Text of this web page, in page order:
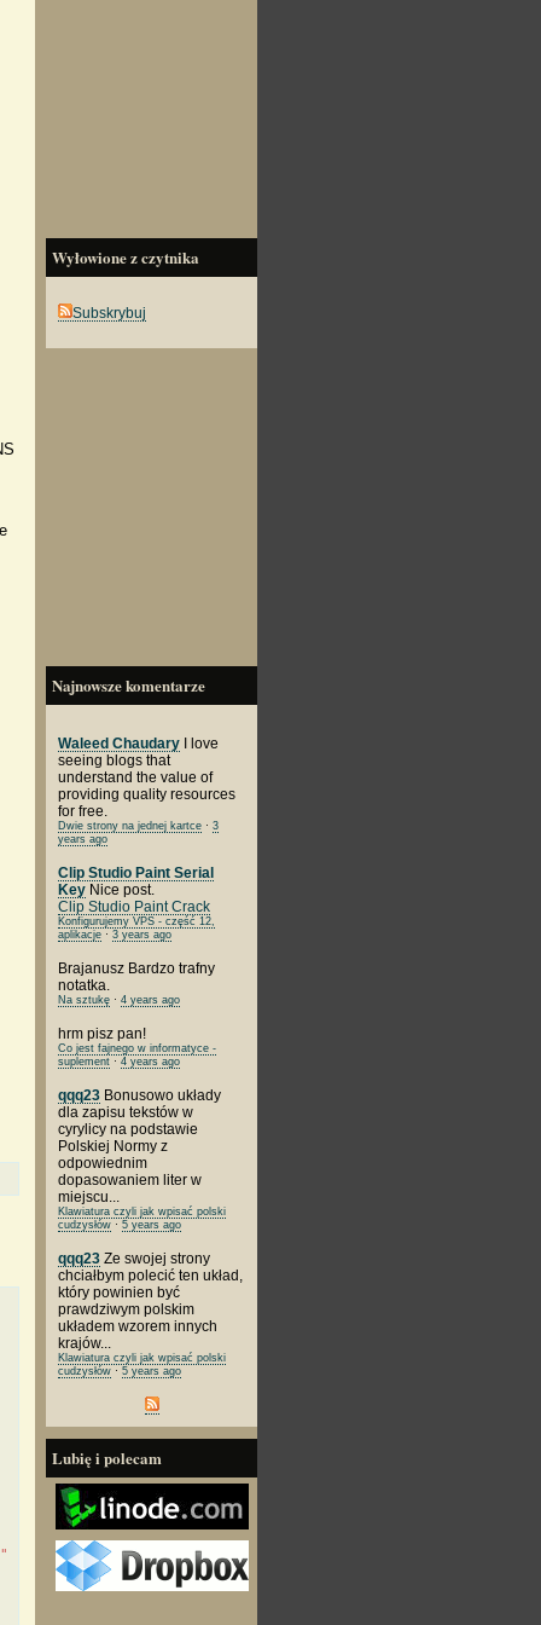
Wyłowione z czytnika
Subskrybuj
Najnowsze komentarze
Waleed Chaudary I love
seeing blogs that
understand the value of
providing quality resources
for free.
Dwie strony na jednej kartce ·3
years ago
Clip Studio Paint Serial
Key Nice post.
Clip Studio Paint Crack
Konfigurujemy VPS - część 12,
aplikacje ·3 years ago
Brajanusz Bardzo trafny
notatka.
Na sztukę ·4 years ago
hrmpisz pan!
Co jest fajnego w informatyce -
suplement ·4 years ago
qqq23 Bonusowo układy
dla zapisu tekstów w
cyrylicy na podstawie
Polskiej Normy z
odpowiednim
dopasowaniem liter w
miejscu...
Klawiatura czyli jak wpisać polski
cudzysłów ·5 years ago
qqq23 Ze swojej strony
chciałbym polecić ten układ,
który powinien być
prawdziwym polskim
układem wzorem innych
krajów...
Klawiatura czyli jak wpisać polski
cudzysłów ·5 years ago
Lubię i polecam